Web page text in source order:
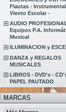
Flautas -
Viento Escolar -
AUDIO
Equipos P.A.
Musical
ILUMINACION y
DANZA y REGALOS
MUSICALES
LIBROS - DVD's -
PAPEL PAUTADO
MARCAS